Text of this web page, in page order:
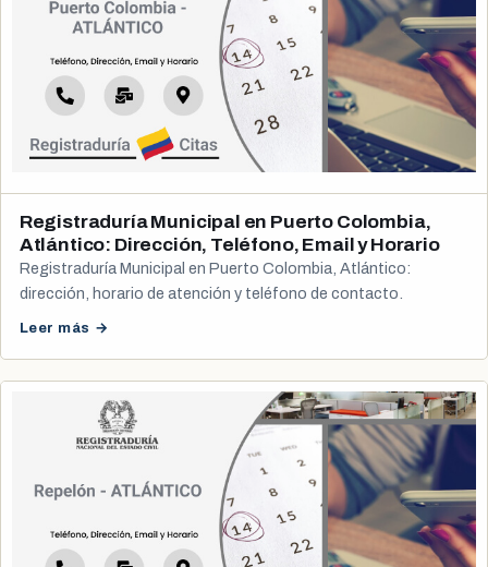
Registraduría Municipal en Puerto Colombia,
Atlántico: Dirección, Teléfono, Email y Horario
Registraduría Municipal en Puerto Colombia, Atlántico:
dirección, horario de atención y teléfono de contacto.
Leer más →